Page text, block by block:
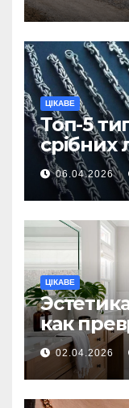
ділянку
ЦІКАВЕ
Топ-5
срібних
06.04.2026
ЦІКАВЕ
как
ритуал
02.04.2026